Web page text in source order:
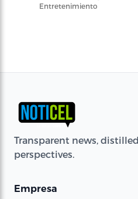
Entretenimiento
Transparent news,
perspectives.
Empresa